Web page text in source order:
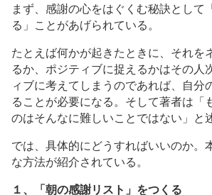
まず、感謝の心をはぐくむ秘訣として
る」ことがあげられている。
たとえば何かが起きたときに、それを
るか、ポジティブに捉えるかはその人
ィブに考えてしまうのであれば、自分
ることが必要になる。そして著者は「
のはそんなに難しいことではない」と
では、具体的にどうすればいいのか。
な方法が紹介されている。
１、「朝の感謝リスト」をつくる